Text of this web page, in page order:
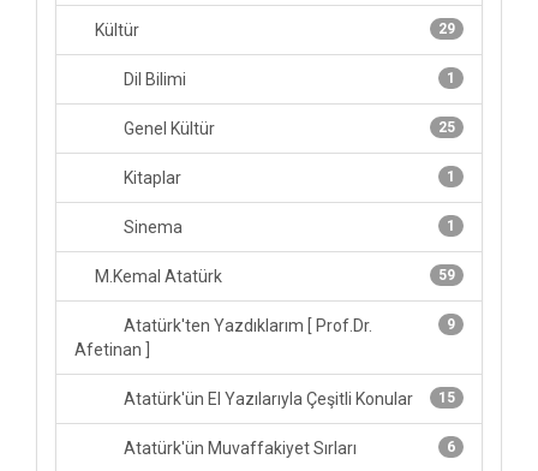
29
Kültür
1
Dil Bilimi
25
Genel Kültür
1
Kitaplar
1
Sinema
59
M.Kemal Atatürk
9
Atatürk'ten Yazdıklarım [ Prof.Dr.
Afetinan ]
15
Atatürk'ün El Yazılarıyla Çeşitli Konular
6
Atatürk'ün Muvaffakiyet Sırları